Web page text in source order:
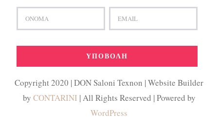
Copyright 2020 | DON Saloni Texnon | Website Builder
by CONTARINI | All Rights Reserved | Powered by
WordPress